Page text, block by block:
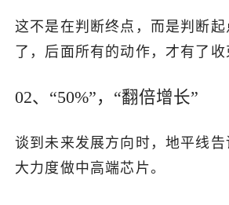
这不是在判断终点，而是判断
了，后面所有的动作，才有了收
02、“50%”，“翻倍增长”
谈到未来发展方向时，地平线告
大力度做中高端芯片。